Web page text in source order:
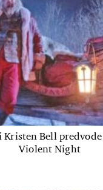
Bell
Violent Night